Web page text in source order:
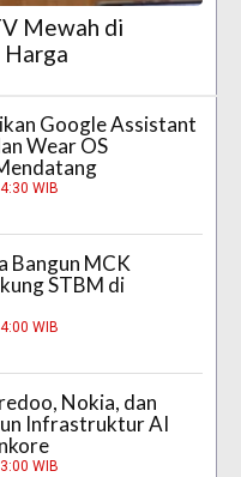
Mewah di
Google Assistant
Wear OS
WIB
Bangun MCK
STBM di
WIB
Nokia, dan
Infrastruktur AI
WIB